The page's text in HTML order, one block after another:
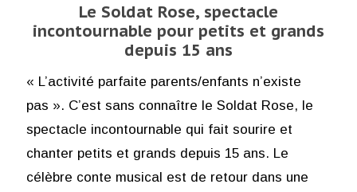
Le Soldat Rose, spectacle
incontournable pour petits et grands
depuis 15 ans
« L’activité parfaite parents/enfants n’existe
pas ». C’est sans connaître le Soldat Rose, le
spectacle incontournable qui fait sourire et
chanter petits et grands depuis 15 ans. Le
célèbre conte musical est de retour dans une